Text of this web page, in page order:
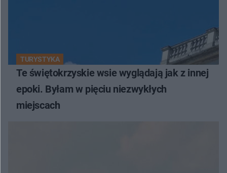
TURYSTYKA
Te świętokrzyskie wsie wyglądają jak z innej
epoki. Byłam w pięciu niezwykłych
miejscach